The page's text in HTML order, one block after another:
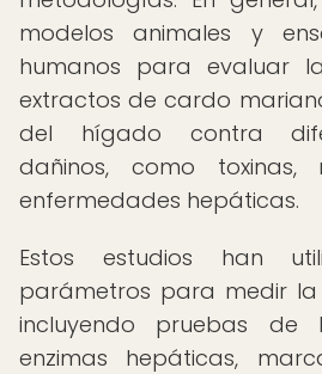
modelos animales y
humanos para evaluar
extractos de cardo
del hígado contra
dañinos, como toxinas,
enfermedades hepáticas.
Estos estudios han
parámetros para medir
incluyendo pruebas de
enzimas hepáticas,